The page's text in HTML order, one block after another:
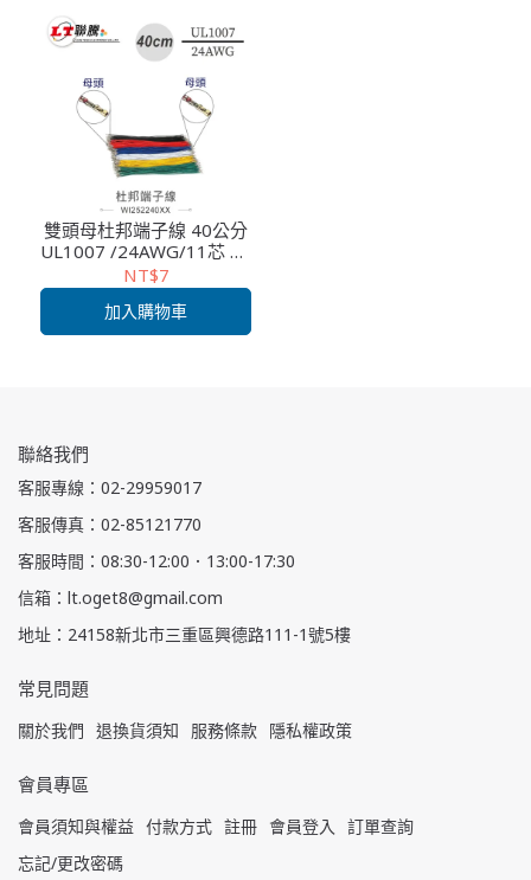
雙頭母杜邦端子線 40公分
UL1007 /24AWG/11芯 1P
杜邦連接器需另外選購
NT$7
加入購物車
聯絡我們
客服專線：02-29959017
客服傳真：02-85121770
客服時間：08:30-12:00．13:00-17:30
信箱：lt.oget8@gmail.com
地址：24158新北市三重區興德路111-1號5樓
常見問題
關於我們 退換貨須知 服務條款 隱私權政策
會員專區
會員須知與權益 付款方式 註冊 會員登入
訂單查詢
忘記/更改密碼